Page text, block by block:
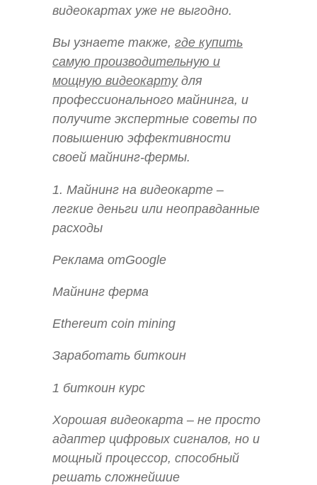
видеокартах уже не выгодно.
Вы узнаете также, где купить
самую производительную и
мощную видеокартудля
профессионального майнинга, и
получите экспертные советы по
повышению эффективности
своей майнинг-фермы.
1. Майнинг на видеокарте –
легкие деньги или неоправданные
расходы
Реклама отGoogle
Майнинг ферма
Ethereum coin mining
Заработать биткоин
1 биткоин курс
Хорошая видеокарта – не просто
адаптер цифровых сигналов, но и
мощный процессор, способный
решать сложнейшие